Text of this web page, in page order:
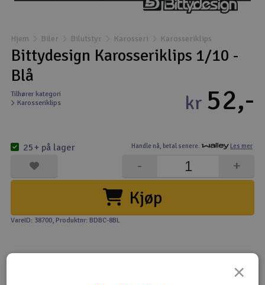
Droner
Fly
Helikopter
Kamerautstyr
Modellbygging, LEGO & byggesett
Modelljernbane
Motor & tilbehør
Hjem Biler Bilutstyr Karosseri Karosseriklips
Bittydesign Karosseriklips 1/10 -
Blå
Tilhører kategori
Karosseriklips
Handle nå, betal senere. Les mer
kr 52,-
Kjøp
+
-
25+ på lager
VareID: 38700, Produktnr: BDBC-8BL
×